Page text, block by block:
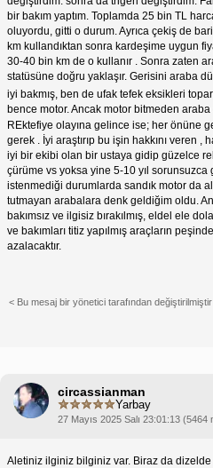
bir bakım yaptım. Toplamda 25 bin TL
oluyordu, gitti o durum. Ayrıca çekiş de
km kullandıktan sonra kardeşime uygun
30-40 bin km de o kullanır . Sonra zaten
statüsüne doğru yaklaşır. Gerisini araba
iyi bakmış, ben de ufak tefek eksikleri
bence motor. Ancak motor bitmeden araba
REktefiye olayına gelince ise; her önüne
gerek . İyi araştırıp bu işin hakkını veren
iyi bir ekibi olan bir ustaya gidip güzelce
çürüme vs yoksa yine 5-10 yıl
istenmediği durumlarda sandık motor da
tutmayan arabalara denk geldiğim oldu.
bakımsız ve ilgisiz bırakılmış, eldel ele
ve bakımları titiz yapılmış araçların
azalacaktır.
< Bu mesaj bir yönetici tarafından
circassianman
Yarbay
27 Mayıs 2025 Salı 23:01:13 (5464
Aletiniz ilginiz bilginiz var. Biraz da dizelde